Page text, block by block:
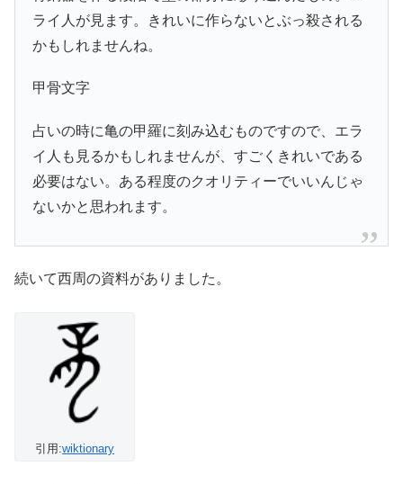
ライ人が見ます。きれいに作らないとぶっ殺される
かもしれませんね。
甲骨文字
占いの時に亀の甲羅に刻み込むものですので、エラ
イ人も見るかもしれませんが、すごくきれいである
必要はない。ある程度のクオリティーでいいんじゃ
ないかと思われます。
続いて西周の資料がありました。
引用:wiktionary